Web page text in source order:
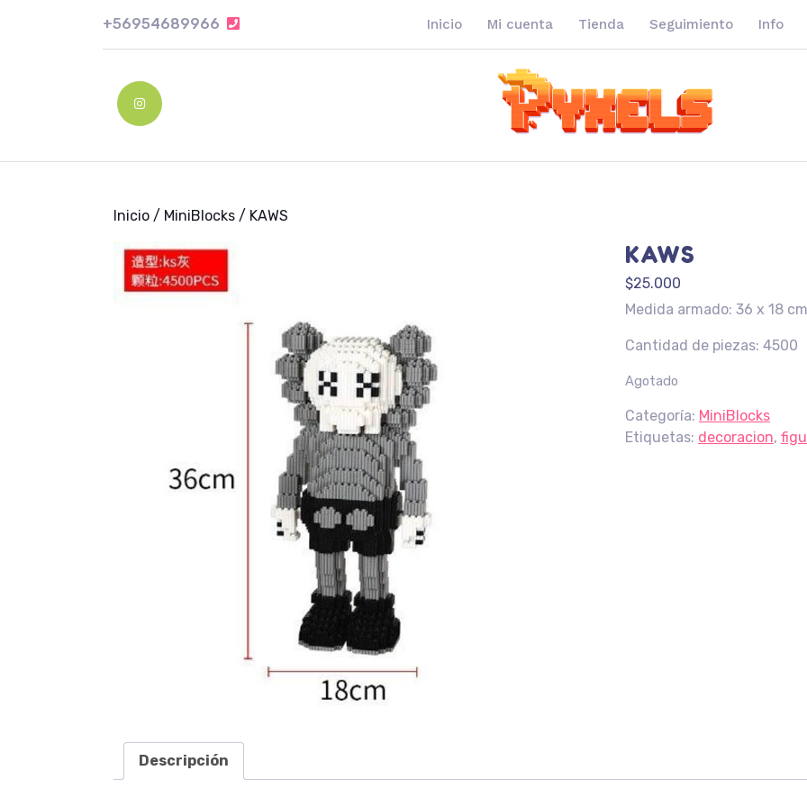
+56954689966 +56954689966 Inicio Mi cuenta Tienda Seguimiento Info
Instagram
Inicio / MiniBlocks / KAWS
KAWS
$25.000
Medida armado: 36 x 18 cm
Cantidad de piezas: 4500
Agotado
Categoría: MiniBlocks
Etiquetas: decoracion,
Descripción